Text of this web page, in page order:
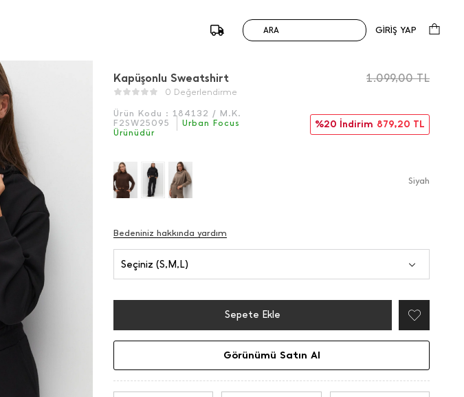
ARA GİRİŞ YAP
Kapüşonlu Sweatshirt
0 Değerlendirme
Ürün Kodu : 184132 / M.K.
F2SW25095
Urban Focus
Ürünüdür
1.099,00TL
%20 İndirim 879,20 TL
Si̇yah
Bedeniniz hakkında yardım
Seçiniz (S,M,L)
Sepete Ekle
Görünümü Satın Al